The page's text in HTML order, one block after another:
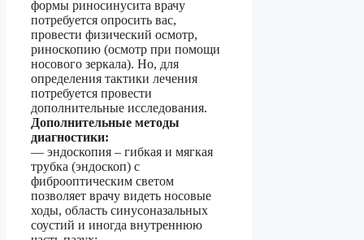
формы риносинусита врачу
потребуется опросить вас,
провести физический осмотр,
риноскопию (осмотр при помощи
носового зеркала). Но, для
определения тактики лечения
потребуется провести
дополнительные исследования.
Дополнительные методы
диагностики:
— эндоскопия – гибкая и мягкая
трубка (эндоскоп) с
фиброоптическим светом
позволяет врачу видеть носовые
ходы, область синусоназальных
соустий и иногда внутреннюю